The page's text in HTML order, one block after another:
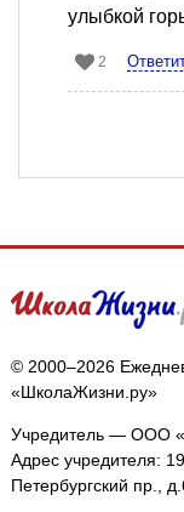
улыбкой
2
© 2000–2026
«ШколаЖизни.ру»
Учредитель — ООО
Адрес учредителя:
Петербургский пр.,